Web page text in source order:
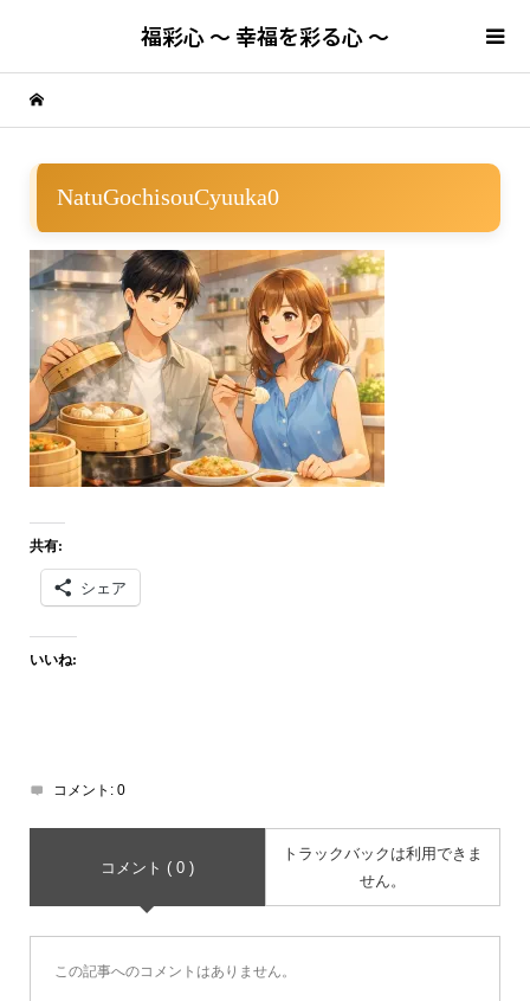
福彩心 ～ 幸福を彩る心 ～
NatuGochisouCyuuka0
共有:
シェア
いいね:
コメント: 0
コメント ( 0 )
トラックバックは利用できま
せん。
この記事へのコメントはありません。